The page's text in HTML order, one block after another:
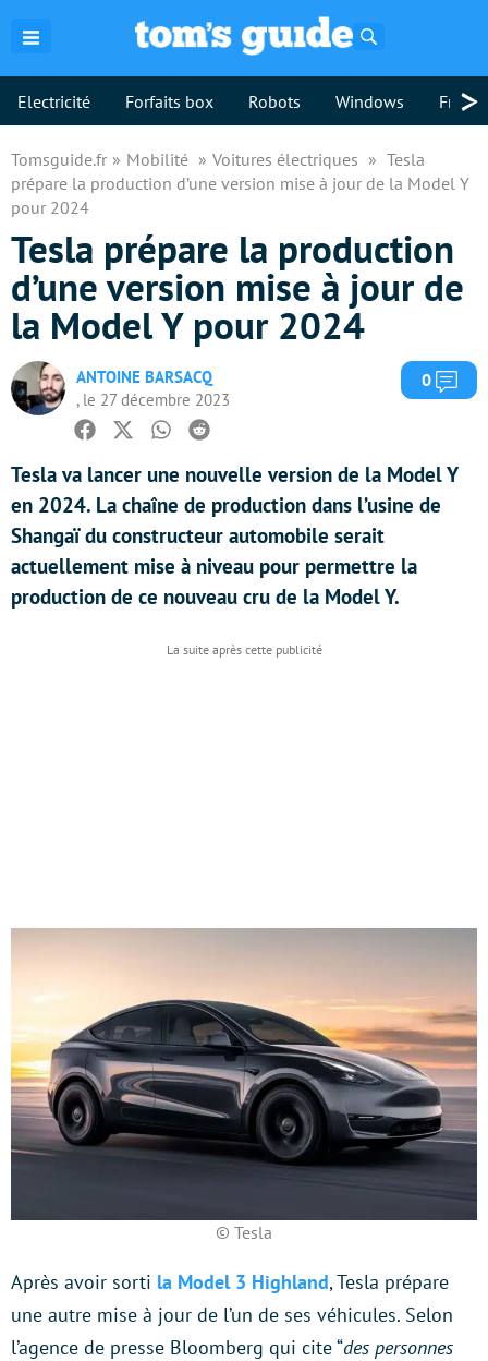
Electricité Forfaits box Robots Windows >
Tomsguide.fr Mobilité Voitures électriques
Tesla
prépare la production d’une version mise à jour de la Model Y
pour 2024
Tesla prépare la production
d’une version mise à jour de
la Model Y pour 2024
ANTOINE BARSACQ
, le 27 décembre 2023
0
Facebook
TwitterWhatsapp
Reddit
Tesla va lancer une nouvelle version de la Model Y
en 2024. La chaîne de production dans l’usine de
Shangaï du constructeur automobile serait
actuellement mise à niveau pour permettre la
production de ce nouveau cru de la Model Y.
© Tesla
Après avoir sorti la Model 3 Highland, Tesla prépare
une autre mise à jour de l’un de ses véhicules. Selon
l’agence de presse Bloomberg qui cite “des personnes